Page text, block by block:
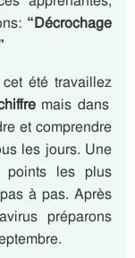
“Décrochage
été travaillez
mais dans
et comprendre
les jours. Une
points les plus
à pas. Après
préparons